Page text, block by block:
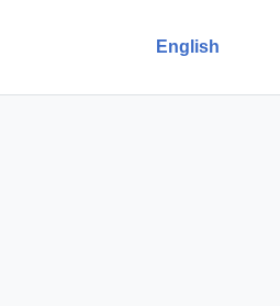
English